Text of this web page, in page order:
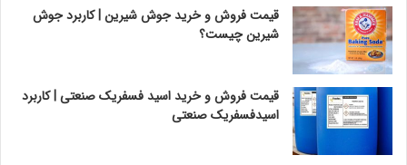
قیمت فروش و خرید جوش شیرین | کاربرد جوش
شیرین چیست؟
قیمت فروش و خرید اسید فسفریک صنعتی | کاربرد
اسیدفسفریک صنعتی